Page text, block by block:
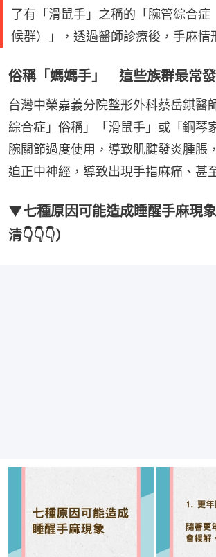
了有「滑鼠手」之稱的「腕管綜合症
候群）」，透過醫師診療後，手麻情
俗稱「媽媽手」 這些族群最常
台灣中榮嘉義分院整形外科蔡岳錤醫
綜合症」俗稱」「滑鼠手」或「鋼琴
腕關節過度使用，導致肌腱發炎腫脹
迫正中神經，導致出現手指麻痛、甚
▼七種原因可能造成睡醒手麻現
清👇👇👇）